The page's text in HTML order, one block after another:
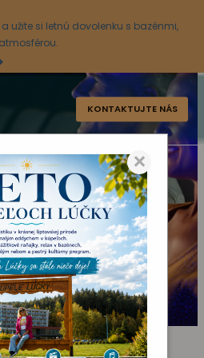
užite si letnú dovolenku s bazénmi,
×
KONTAKTUJTE NÁS